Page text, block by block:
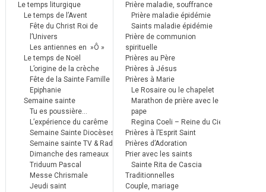
Le temps liturgique
Le temps de l’Avent
Fête du Christ Roi de
l’Univers
Les antiennes en »Ô »
Le temps de Noël
L’origine de la crèche
Fête de la Sainte Famille
Epiphanie
Semaine sainte
Tu es poussière…
L’expérience du carême
Semaine Sainte Diocèses
Semaine sainte TV & Radio
Dimanche des rameaux
Triduum Pascal
Messe Chrismale
Jeudi saint
Prière maladie, souffrance
Prière maladie épidémie
Saints maladie épidémie
Prière de communion
spirituelle
Prières au Père
Prières à Jésus
Prières à Marie
Le Rosaire ou le chapelet
Marathon de prière avec le
pape
Regina Coeli – Reine du Ciel
Prières à l’Esprit Saint
Prières d’Adoration
Prier avec les saints
Sainte Rita de Cascia
Traditionnelles
Couple, mariage